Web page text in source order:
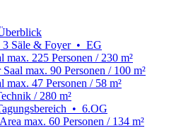
3 Säle & Foyer • EG
max. 225 Personen / 230 m²
max. 90 Personen / 100 m²
max. 47 Personen / 58 m²
/ 280 m²
• 6.OG
max. 60 Personen / 134 m²